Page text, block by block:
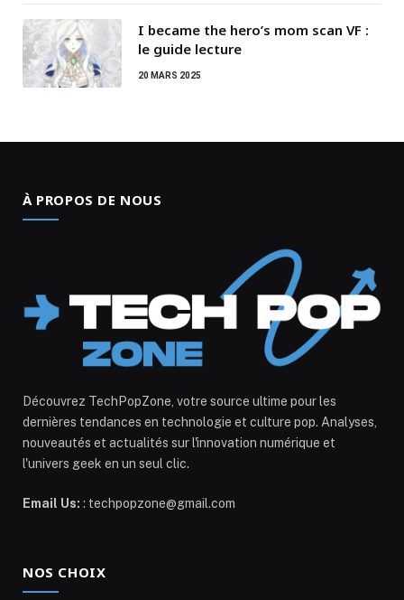
I became the hero’s mom scan VF :
le guide lecture
20 MARS 2025
À PROPOS DE NOUS
Découvrez TechPopZone, votre source ultime pour les
dernières tendances en technologie et culture pop. Analyses,
nouveautés et actualités sur l'innovation numérique et
l'univers geek en un seul clic.
Email Us: : techpopzone@gmail.com
NOS CHOIX